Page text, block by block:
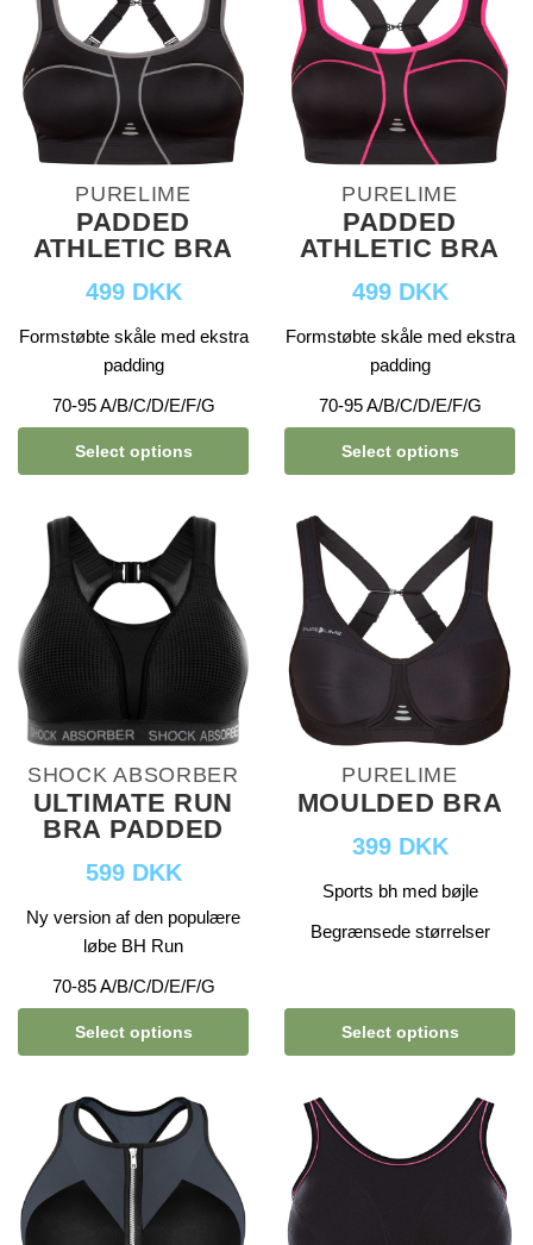
PURELIME
PADDED
ATHLETIC BRA
499 DKK
Formstøbte skåle med ekstra
padding
70-95 A/B/C/D/E/F/G
Select options
PURELIME
PADDED
ATHLETIC BRA
499 DKK
Formstøbte skåle med ekstra
padding
70-95 A/B/C/D/E/F/G
Select options
SHOCK ABSORBER
ULTIMATE RUN
BRA PADDED
599 DKK
Ny version af den populære
løbe BH Run
70-85 A/B/C/D/E/F/G
Select options
PURELIME
MOULDED BRA
399 DKK
Sports bh med bøjle
Begrænsede størrelser
Select options